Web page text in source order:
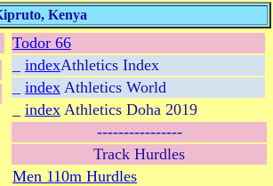
Kenya
Todor 66
indexAthletics Index
index Athletics World
index Athletics Doha 2019
----------------
Track Hurdles
Men 110m Hurdles